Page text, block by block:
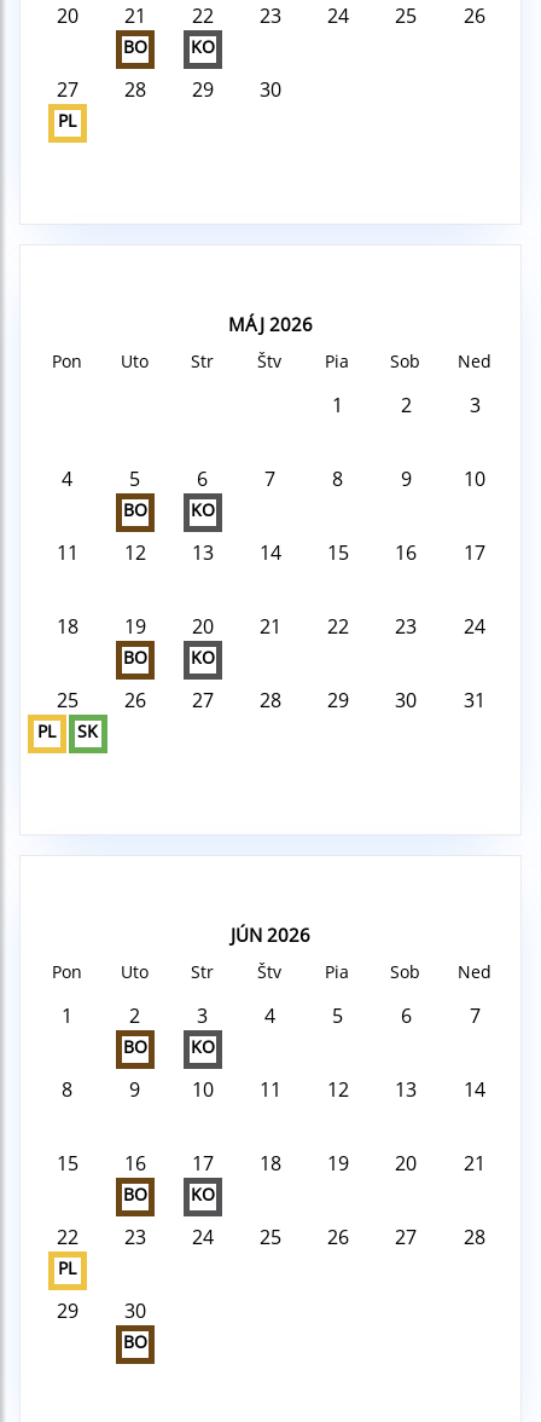
20 21
BO
22
KO
23 24 25 26
27
PL
28 29 30
MÁJ 2026
Pon Uto Str Štv Pia Sob Ned
1 2 3
4 5
BO
6
KO
7 8 9 10
11 12 13 14 15 16 17
18 19
BO
20
KO
21 22 23 24
25
PL SK
26 27 28 29 30 31
JÚN 2026
Pon Uto Str Štv Pia Sob Ned
1 2
BO
3
KO
4 5 6 7
8 9 10 11 12 13 14
15 16
BO
17
KO
18 19 20 21
22
PL
23 24 25 26 27 28
29 30
BO